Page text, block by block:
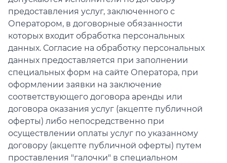
предоставления услуг, заключенного с
Оператором, в договорные обязанности
которых входит обработка персональных
данных. Согласие на обработку персональных
данных предоставляется при заполнении
специальных форм на сайте Оператора, при
оформлении заявки на заключение
соответствующего договора аренды или
договора оказания услуг (акцепте публичной
оферты) либо непосредственно при
осуществлении оплаты услуг по указанному
договору (акцепте публичной оферты) путем
проставления "галочки" в специальном